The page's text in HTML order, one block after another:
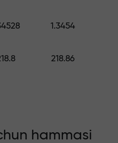
1.3454
218.86
hammasi